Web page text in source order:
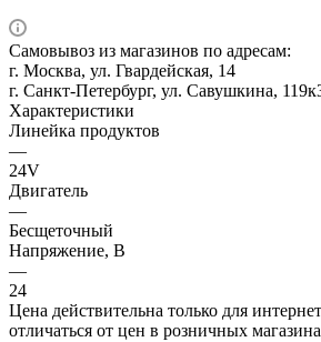
Самовывоз из магазинов по адресам:
г. Москва, ул. Гвардейская, 14
г. Санкт-Петербург, ул. Савушкина,
Характеристики
Линейка продуктов
—
24V
Двигатель
—
Бесщеточный
Напряжение, В
—
24
Цена действительна только для
отличаться от цен в розничных